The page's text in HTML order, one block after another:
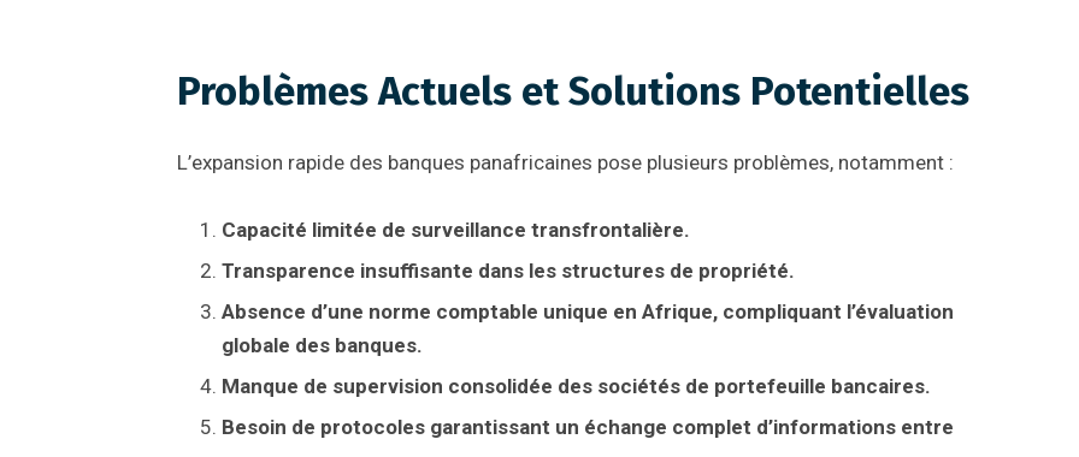
Problèmes Actuels et Solutions Potentielles
L’expansion rapide des banques panafricaines pose plusieurs problèmes, notamment :
Capacité limitée de surveillance transfrontalière.
Transparence insuffisante dans les structures de propriété.
Absence d’une norme comptable unique en Afrique, compliquant l’évaluation
globale des banques.
Manque de supervision consolidée des sociétés de portefeuille bancaires.
Besoin de protocoles garantissant un échange complet d’informations entre